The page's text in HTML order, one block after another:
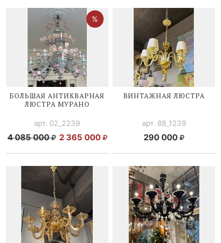
БОЛЬШАЯ АНТИКВАРНАЯ
ЛЮСТРА МУРАНО
арт. 02_2239
4 085 000 2 365 000
ВИНТАЖНАЯ ЛЮСТРА
арт. 88_1239
290 000